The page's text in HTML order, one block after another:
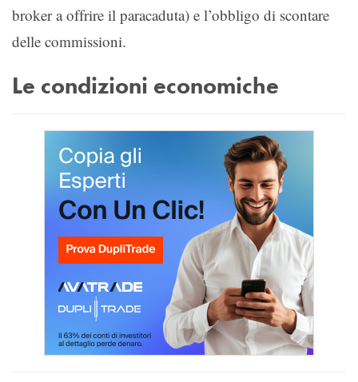
broker a offrire il paracaduta) e l’obbligo di scontare
delle commissioni.
Le condizioni economiche